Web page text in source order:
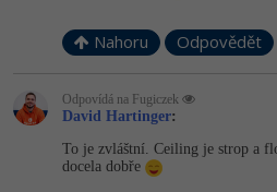
Nahoru Odpovědět
Odpovídá na Fugiczek
David Hartinger:
To je zvláštní. Ceiling je strop a
docela dobře